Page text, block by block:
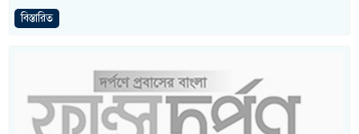
বিস্তারিত